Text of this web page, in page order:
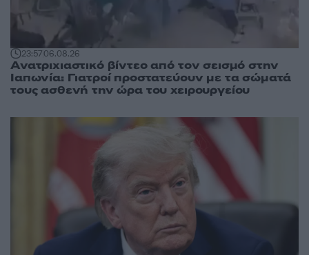
23:5706.08.26
Ανατριχιαστικό βίντεο από τον σεισμό στην
Ιαπωνία: Γιατροί προστατεύουν με τα σώματά
τους ασθενή την ώρα του χειρουργείου